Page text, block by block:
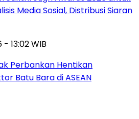
Media Sosial, Distribusi Siaran
13:02 WIB
Perbankan Hentikan
Batu Bara di ASEAN